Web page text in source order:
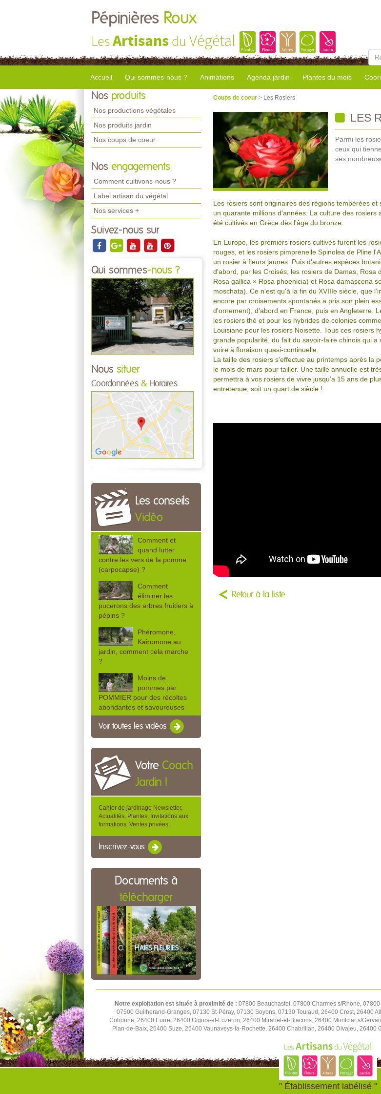
Pépinières Roux
LesArtisans du Végétal
Accueil Qui sommes-nous ? Animations Agenda jardin Plantes du mois
Nos produits
Nos productions végétales
Nos produits jardin
Nos coups de coeur
Nos engagements
Comment cultivons-nous ?
Label artisan du végétal
Nos services +
Suivez-nous sur
Qui sommes-nous ?
Nous situer
Coordonnées & Horaires
Les conseils
Vidéo
Comment et
quand lutter
contre les vers de la pomme
(carpocapse) ?
Comment
éliminer les
pucerons des arbres fruitiers à
pépins ?
Phéromone,
Kairomone au
jardin, comment cela marche
?
Moins de
pommes par
POMMIER pour des récoltes
abondantes et savoureuses
Voir toutes les vidéos
Votre Coach
Jardin !
Cahier de jardinage Newsletter,
Actualités, Plantes, Invitations aux
formations, Ventes privées...
Inscrivez-vous
Documents à
télécharger
Coups de coeur > Les Rosiers
LES
Parmi les
ceux qui
ses
Les rosiers sont originaires des régions tempérées
un quarante millions d'années. La culture des
été cultivés en Grèce dès l'âge du bronze.
En Europe, les premiers rosiers cultivés furent les
rouges, et les rosiers pimprenelle Spinolea de Pline
un rosier à fleurs jaunes. Puis d'autres espèces
d'abord, par les Croisés, les rosiers de Damas,
Rosa gallica × Rosa phoenicia) et Rosa damascena
moschata). Ce n'est qu'à la fin du XVIIIe siècle, que
encore par croisements spontanés a pris son plein
d'ornement), d'abord en France, puis en Angleterre.
les rosiers thé et pour les hybrides de colonies
Louisiane pour les rosiers Noisette. Tous ces rosiers
grande popularité, du fait du savoir-faire chinois qui
voire à floraison quasi-continuelle.
La taille des rosiers s’effectue au printemps après la
le mois de mars pour tailler. Une taille annuelle est
permettra à vos rosiers de vivre jusqu’a 15 ans de
entretenue, soit un quart de siècle !
Retour à la liste
Notre exploitation est située à proximité de : 07800 Beauchastel, 07800 Charmes s/Rhône,
07500 Guilherand-Granges, 07130 St-Péray, 07130 Soyons, 07130 Toulaud, 26400 Crest, 26400
Cobonne, 26400 Eurre, 26400 Gigors-et-Lozeron, 26400 Mirabel-et-Blacons, 26400 Montclar s/
Plan-de-Baix, 26400 Suze, 26400 Vaunaveys-la-Rochette, 26400 Chabrillan, 26400 Divajeu,
" Établissement labélisé "